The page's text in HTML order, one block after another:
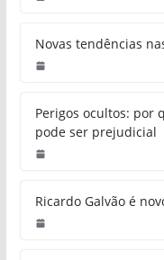
Novas tendências
Perigos ocultos: por
pode ser prejudicial
Ricardo Galvão é